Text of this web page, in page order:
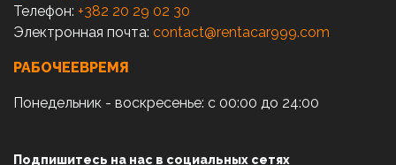
Телефон: +382 20 29 02 30
Электронная почта: contact@rentacar999.com
РАБОЧЕЕВРЕМЯ
Понедельник - воскресенье: с 00:00 до 24:00
Подпишитесь на нас в социальных сетях